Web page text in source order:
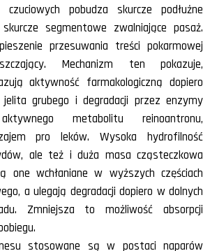
pobudza skurcze podłużne
segmentowe zwalniające pasaż.
przesuwania treści pokarmowej
Mechanizm ten pokazuje,
aktywność farmakologiczną dopiero
grubego i degradacji przez enzymy
metabolitu reinoantronu,
pro leków. Wysoka hydrofilność
ale też i duża masa cząsteczkowa
one wchłaniane w wyższych częściach
a ulegają degradacji dopiero w dolnych
Zmniejsza to możliwość absorpcji
stosowane są w postaci naparów